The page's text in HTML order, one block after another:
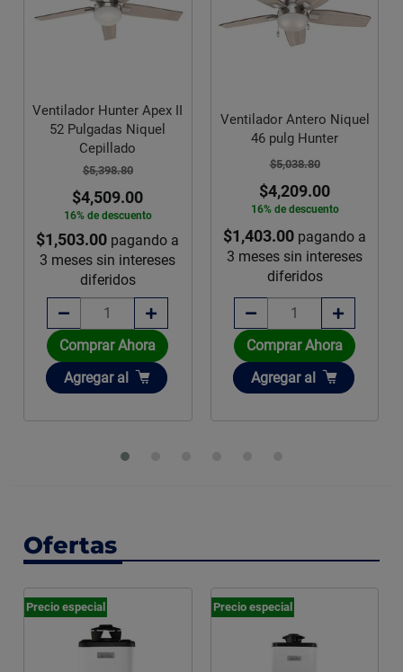
Ventilador Hunter Apex II
52 Pulgadas Niquel
Cepillado
$5,398.80
$4,509.00
16% de descuento
$1,503.00 pagando a
3 meses sin intereses
diferidos
Comprar Ahora
Añadir
Agregar al
Ventilador Antero Niquel
46 pulg Hunter
$5,038.80
$4,209.00
16% de descuento
$1,403.00 pagando a
3 meses sin intereses
diferidos
Comprar Ahora
Añadir
Agregar al
Ofertas
Precio especial Precio especial